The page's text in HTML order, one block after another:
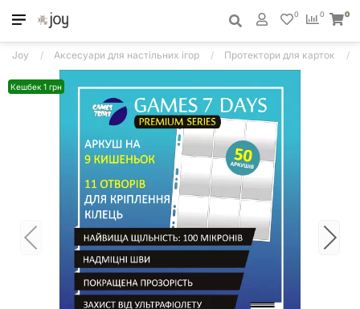
0
0 0
Joy Аксесуари для настільних ігор Протектори для карток
Кешбек 1 грн